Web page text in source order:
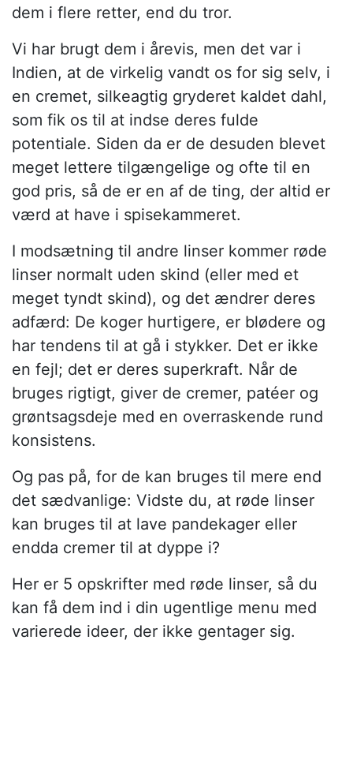
dem i flere retter, end du tror.
Vi har brugt dem i årevis, men det var i
Indien, at de virkelig vandt os for sig selv, i
en cremet, silkeagtig gryderet kaldet dahl,
som fik os til at indse deres fulde
potentiale. Siden da er de desuden blevet
meget lettere tilgængelige og ofte til en
god pris, så de er en af de ting, der altid er
værd at have i spisekammeret.
I modsætning til andre linser kommer røde
linser normalt uden skind (eller med et
meget tyndt skind), og det ændrer deres
adfærd: De koger hurtigere, er blødere og
har tendens til at gå i stykker. Det er ikke
en fejl; det er deres superkraft. Når de
bruges rigtigt, giver de cremer, patéer og
grøntsagsdeje med en overraskende rund
konsistens.
Og pas på, for de kan bruges til mere end
det sædvanlige: Vidste du, at røde linser
kan bruges til at lave pandekager eller
endda cremer til at dyppe i?
Her er 5 opskrifter med røde linser, så du
kan få dem ind i din ugentlige menu med
varierede ideer, der ikke gentager sig.